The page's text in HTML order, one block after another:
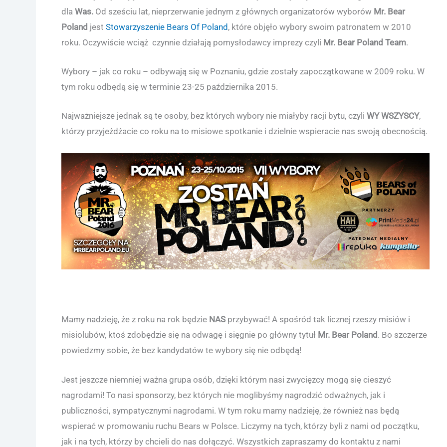
dla Was. Od sześciu lat, nieprzerwanie jednym z głównych organizatorów wyborów Mr. Bear
Poland jest Stowarzyszenie Bears Of Poland , które objęło wybory swoim patronatem w 2010
roku. Oczywiście wciąż czynnie działają pomysłodawcy imprezy czyli Mr. Bear Poland Team.
Wybory – jak co roku – odbywają się w Poznaniu, gdzie zostały zapoczątkowane w 2009 roku. W
tym roku odbędą się w terminie 23-25 października 2015.
Najważniejsze jednak są te osoby, bez których wybory nie miałyby racji bytu, czyli WY WSZYSCY,
którzy przyjeżdżacie co roku na to misiowe spotkanie i dzielnie wspieracie nas swoją obecnością.
Mamy nadzieję, że z roku na rok będzie NAS przybywać! A spośród tak licznej rzeszy misiów i
misiolubów, ktoś zdobędzie się na odwagę i sięgnie po główny tytuł Mr. Bear Poland . Bo szczerze
powiedzmy sobie, że bez kandydatów te wybory się nie odbędą!
Jest jeszcze niemniej ważna grupa osób, dzięki którym nasi zwycięzcy mogą się cieszyć
nagrodami! To nasi sponsorzy, bez których nie moglibyśmy nagrodzić odważnych, jak i
publiczności, sympatycznymi nagrodami. W tym roku mamy nadzieję, że również nas będą
wspierać w promowaniu ruchu Bears w Polsce. Liczymy na tych, którzy byli z nami od początku,
jak i na tych, którzy by chcieli do nas dołączyć. Wszystkich zapraszamy do kontaktu z nami